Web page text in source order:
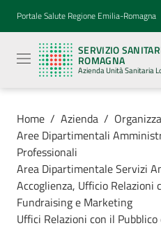
Vai al contenuto
Vai alla navigazione
Vai al footer
Portale Salute Regione Emilia-Romagna
SERVIZIO
ROMAGNA
Azienda Unità Sanitaria
Sanitario
Regionale
Emilia-
Romagna
Azienda
Sanitaria
Locale della
Romagna
Azienda
Menu selezionato
Home / Azienda /
Aree Dipartimentali
Professionali
Area Dipartimentale Servizi
Accoglienza, Ufficio Relazioni
Fundraising e Marketing
Uffici Relazioni con il